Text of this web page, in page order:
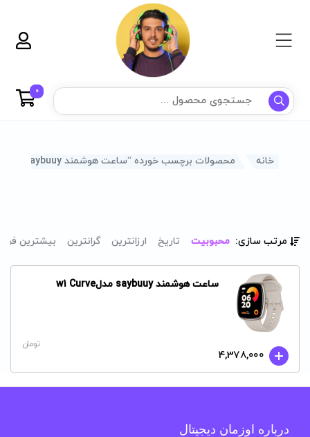
0
خانه محصولات برچسب خورده “ساعت هوشمند saybuuy مدلw1 Curve”
مرتب سازی: محبوبیت تاریخ ارزانترین گرانترین بیشترین
ساعت هوشمند saybuuy مدلw1 Curve
4,378,000
تومان
درباره اوزمان دیجیتال